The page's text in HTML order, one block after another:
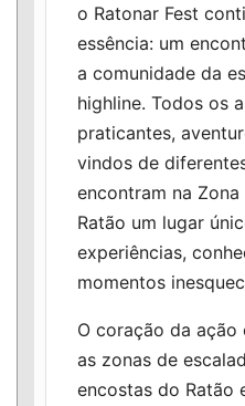
o Ratonar Fest
essência: um
a comunidade da
highline. Todos os
praticantes,
vindos de
encontram na
Ratão um lugar
experiências,
momentos
O coração da
as zonas de
encostas do Ratão